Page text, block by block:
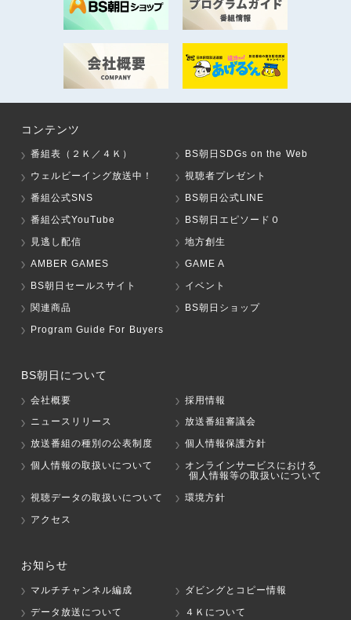
コンテンツ
番組表（２Ｋ／４Ｋ）
BS朝日SDGs on the Web
ウェルビーイング放送中！
視聴者プレゼント
番組公式SNS
BS朝日公式LINE
番組公式YouTube
BS朝日エピソード０
見逃し配信
地方創生
AMBER GAMES
GAME A
BS朝日セールスサイト
イベント
関連商品
BS朝日ショップ
Program Guide For Buyers
BS朝日について
会社概要
採用情報
ニュースリリース
放送番組審議会
放送番組の種別の公表制度
個人情報保護方針
個人情報の取扱いについて
オンラインサービスにおける
個人情報等の取扱いについて
視聴データの取扱いについて
環境方針
アクセス
お知らせ
マルチチャンネル編成
ダビングとコピー情報
データ放送について
４Ｋについて